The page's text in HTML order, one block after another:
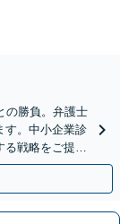
の勝負。弁護士
す。中小企業診
る戦略をご提